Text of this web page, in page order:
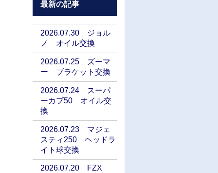
最新の記事
2026.07.30 ジョル
ノ オイル交換
2026.07.25 ズーマ
ー ブラケット交換
2026.07.24 スーパ
ーカブ50 オイル交
換
2026.07.23 マジェ
スティ250 ヘッドラ
イト球交換
2026.07.20 FZX